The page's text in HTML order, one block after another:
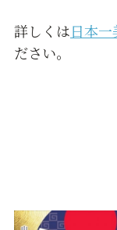
詳しくは日本
ださい。